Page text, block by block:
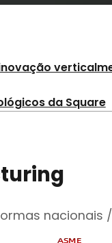
da Square
nacionais